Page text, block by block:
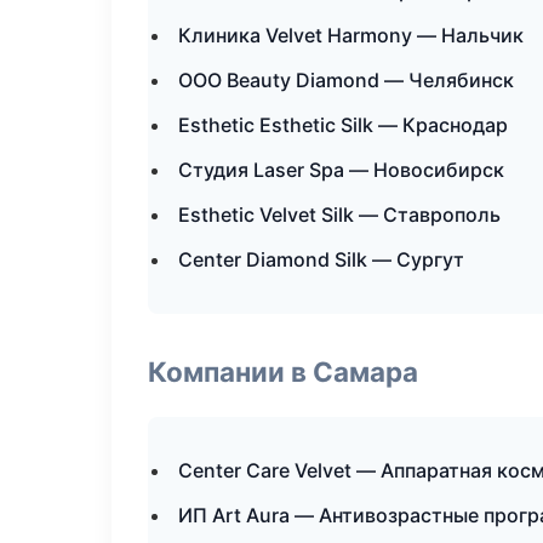
Клиника Velvet Harmony — Нальчик
ООО Beauty Diamond — Челябинск
Esthetic Esthetic Silk — Краснодар
Студия Laser Spa — Новосибирск
Esthetic Velvet Silk — Ставрополь
Center Diamond Silk — Сургут
Компании в Самара
Center Care Velvet — Аппаратная
ИП Art Aura — Антивозрастные